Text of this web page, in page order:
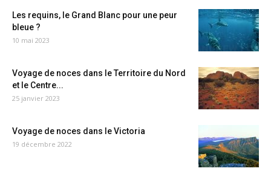
Les requins, le Grand Blanc pour une peur
bleue ?
10 mai 2023
Voyage de noces dans le Territoire du Nord
et le Centre...
25 janvier 2023
Voyage de noces dans le Victoria
19 décembre 2022